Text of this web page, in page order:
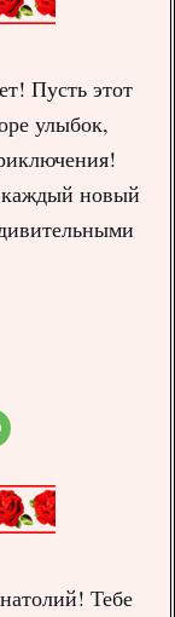
Пусть этот
улыбок,
каждый новый
Тебе